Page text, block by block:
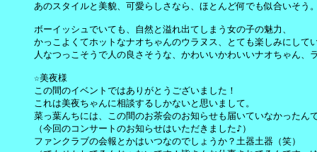
あのスタイルと美貌、可愛らしさなら、ほとんど何でも似合いそう
ボーイッシュでいても、自然と溢れ出てしまう女の子の魅力、
かっこよくてホットなナオちゃんのウラヌス、とても楽しみにして
人なつっこそうで人の良さそうな、かわいいかわいいナオちゃん、
☆美夜様
この間のイベントではありがとうございました！
これは美夜ちゃんに相談するしかないと思いまして。
菜っ葉んちには、この間のお茶会のお知らせも届いていなかったん
（今回のコンサートのお知らせはいただきました♪）
ファンクラブの会報とかはいつなのでしょうか？土器土器（笑）